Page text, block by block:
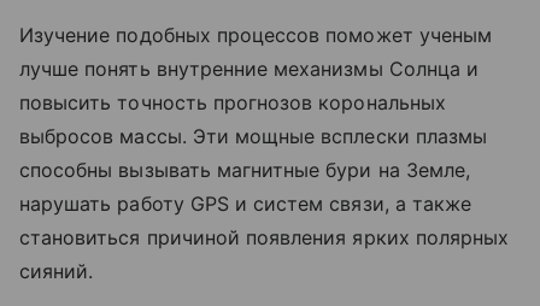
Изучение подобных процессов поможет ученым
лучше понять внутренние механизмы Солнца и
повысить точность прогнозов корональных
выбросов массы. Эти мощные всплески плазмы
способны вызывать магнитные бури на Земле,
нарушать работу GPS и систем связи, а также
становиться причиной появления ярких полярных
сияний.